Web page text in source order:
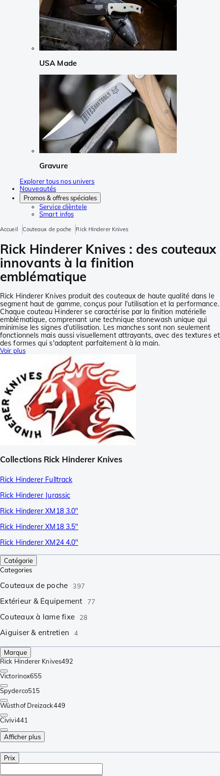
USA Made
Gravure
Explorer tous nos univers
Nouveautés
Promos & offres spéciales
Service clièntele
Smart infos
Accueil Couteaux de poche Rick Hinderer Knives
Rick Hinderer Knives : des couteaux
innovants à la finition
emblématique
Rick Hinderer Knives produit des couteaux de haute qualité dans le
segment haut de gamme, conçus pour l'utilisation et la performance.
Chaque couteau Hinderer se caractérise par la finition matérielle
emblématique, comprenant une technique stonewash unique qui
minimise les signes d'utilisation. Les manches sont non seulement
fonctionnels mais aussi visuellement attrayants, avec des textures et
des formes qui s'adaptent parfaitement à la main.
Voir plus
Collections Rick Hinderer Knives
Rick Hinderer Fulltrack
Rick Hinderer Jurassic
Rick Hinderer XM18 3.0"
Rick Hinderer XM18 3.5"
Rick Hinderer XM24 4.0"
Catégorie
Categories
Couteaux de poche 397
Extérieur & Équipement 77
Couteaux à lame fixe 28
Aiguiser & entretien 4
Marque
Rick Hinderer Knives492
Victorinox655
Spyderco515
Wüsthof Dreizack449
Civivi441
Afficher plus
Prix